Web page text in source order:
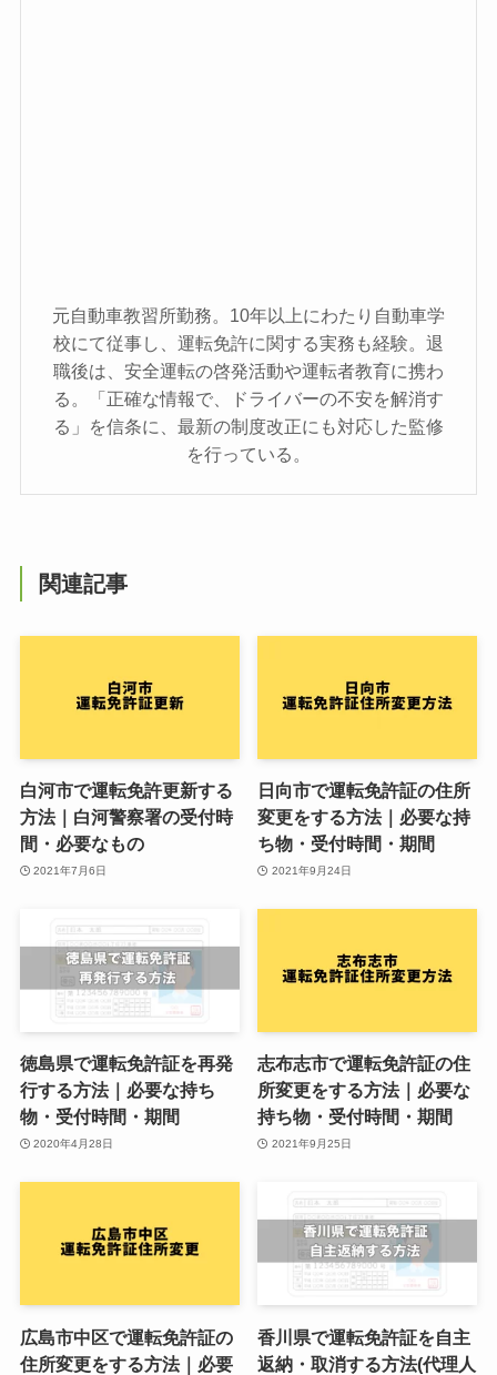
元自動車教習所勤務。10年以上にわたり自動車学
校にて従事し、運転免許に関する実務も経験。退
職後は、安全運転の啓発活動や運転者教育に携わ
る。「正確な情報で、ドライバーの不安を解消す
る」を信条に、最新の制度改正にも対応した監修
を行っている。
関連記事
白河市で運転免許更新する
方法｜白河警察署の受付時
間・必要なもの
2021年7月6日
日向市で運転免許証の住所
変更をする方法｜必要な持
ち物・受付時間・期間
2021年9月24日
徳島県で運転免許証を再発
行する方法｜必要な持ち
物・受付時間・期間
2020年4月28日
志布志市で運転免許証の住
所変更をする方法｜必要な
持ち物・受付時間・期間
2021年9月25日
広島市中区で運転免許証の
住所変更をする方法｜必要
香川県で運転免許証を自主
返納・取消する方法(代理人